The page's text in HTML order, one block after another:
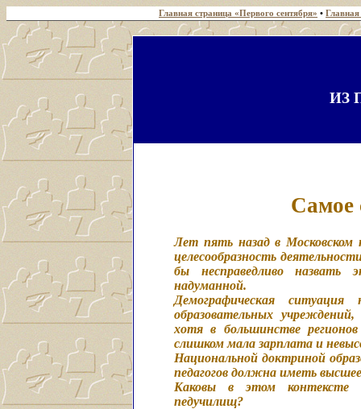
Главная страница «Первого сентября» •
ИЗ
Самое
Лет пять назад в Московском
целесообразность
бы несправедливо назвать
надуманной.
Демографическая
образовательных
хотя в большинстве
слишком мала зарплата и
Национальной доктриной
педагогов должна иметь
Каковы в этом контексте
педучилищ?